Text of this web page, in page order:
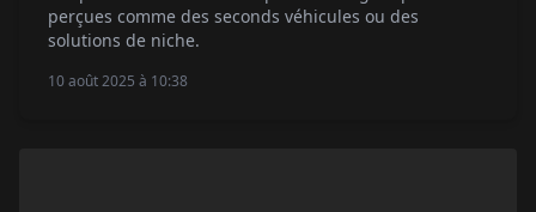
perçues comme des seconds véhicules ou des
solutions de niche.
10 août 2025 à 10:38